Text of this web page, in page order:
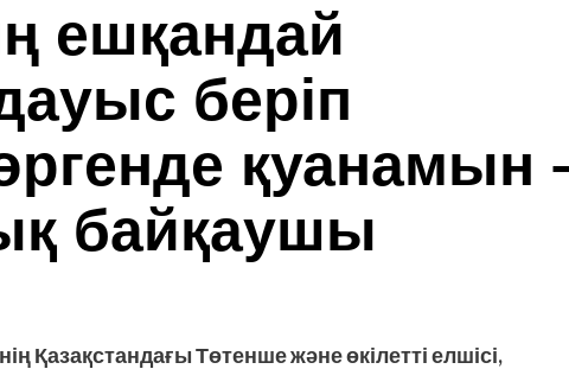
ешқандай
беріп
қуанамын
байқаушы
Қазақстандағы Төтенше және өкілетті елшісі,